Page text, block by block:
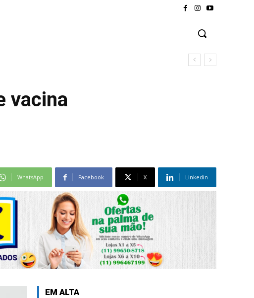
vacina
WhatsApp Facebook X Linkedin
EM ALTA